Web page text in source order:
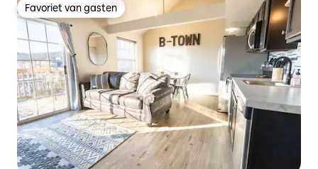
Favoriet van gasten
Favoriet van gasten